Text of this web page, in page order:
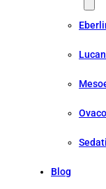
Ovaco
Blog